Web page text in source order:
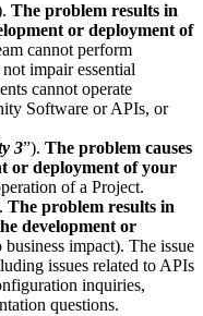
The problem results in
or deployment of
cannot perform
impair essential
cannot operate
Software or APIs, or
3”). The problem causes
or deployment of your
of a Project.
The problem results in
development or
business impact). The issue
issues related to APIs
inquiries,
questions.